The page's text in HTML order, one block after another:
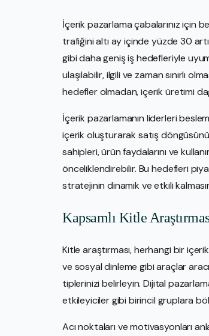
İçerik pazarlama çabalarınız için
trafiğini altı ay içinde yüzde 30
gibi daha geniş iş hedefleriyle
ulaşılabilir, ilgili ve zaman sınırlı
hedefler olmadan, içerik üretimi
İçerik pazarlamanın liderleri
içerik oluşturarak satış
sahipleri, ürün faydalarını ve
önceliklendirebilir. Bu hedefleri
stratejinin dinamik ve etkili
Kapsamlı Kitle
Kitle araştırması, herhangi bir
ve sosyal dinleme gibi araçlar
tiplerinizi belirleyin. Dijital
etkileyiciler gibi birincil gruplara
Acı noktaları ve motivasyonları